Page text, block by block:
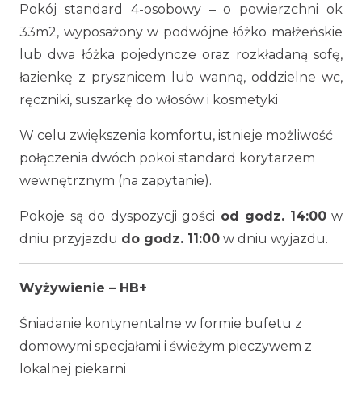
Pokój standard 4-osobowy– o powierzchni ok
33m2, wyposażony w podwójne łóżko małżeńskie
lub dwa łóżka pojedyncze oraz rozkładaną sofę,
łazienkę z prysznicem lub wanną, oddzielne wc,
ręczniki, suszarkę do włosów i kosmetyki
W celu zwiększenia komfortu, istnieje możliwość
połączenia dwóch pokoi standard korytarzem
wewnętrznym (na zapytanie).
Pokoje są do dyspozycji gości od godz. 14:00w
dniu przyjazdu do godz. 11:00 w dniu wyjazdu.
Wyżywienie – HB+
Śniadanie kontynentalne w formie bufetu z
domowymi specjałami i świeżym pieczywem z
lokalnej piekarni